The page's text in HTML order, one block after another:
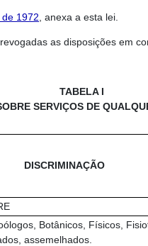
1972 , anexa a esta lei.
as disposições em
TABELA I
SERVIÇOS DE
DISCRIMINAÇÃO
Botânicos, Físicos,
assemelhados.